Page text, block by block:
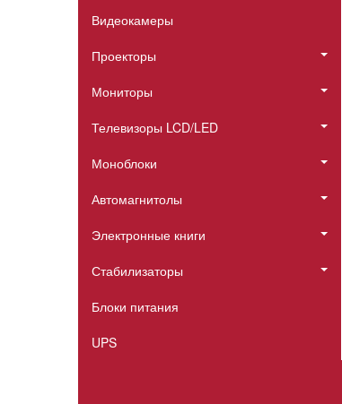
Видеокамеры
Проекторы
Мониторы
Телевизоры LCD/LED
Моноблоки
Автомагнитолы
Электронные книги
Стабилизаторы
Блоки питания
UPS